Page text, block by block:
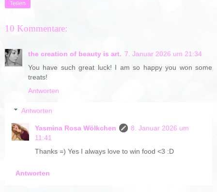
Teilen
10 Kommentare:
the creation of beauty is art. 7. Januar 2026 um 21:34
You have such great luck! I am so happy you won some
treats!
Antworten
Antworten
Yasmina Rosa Wölkchen
8. Januar 2026 um
11:41
Thanks =) Yes I always love to win food <3 :D
Antworten